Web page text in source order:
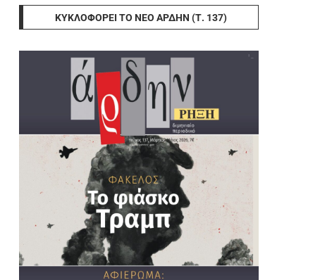
ΚΥΚΛΟΦΟΡΕΊ ΤΟ ΝΈΟ ΆΡΔΗΝ (Τ. 137)